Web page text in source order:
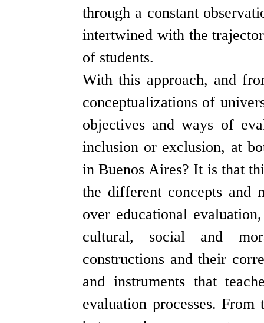
through a constant
intertwined with the
of students.
With this approach, and
conceptualizations of
objectives and ways of
inclusion or exclusion, at
in Buenos Aires? It is that
the different concepts and
over educational
cultural, social and
constructions and their
and instruments that
evaluation processes. From